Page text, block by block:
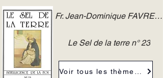
Fr. Jean-Dominique FAVRE O.P.
Le Sel de la terre n° 23